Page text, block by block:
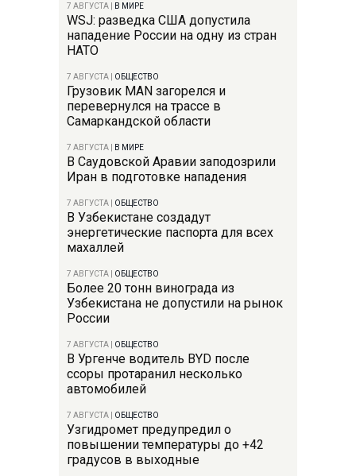
7 АВГУСТА В МИРЕ
WSJ: разведка США допустила
нападение России на одну из стран
НАТО
7 АВГУСТА ОБЩЕСТВО
Грузовик MAN загорелся и
перевернулся на трассе в
Самаркандской области
7 АВГУСТА В МИРЕ
В Саудовской Аравии заподозрили
Иран в подготовке нападения
7 АВГУСТА ОБЩЕСТВО
В Узбекистане создадут
энергетические паспорта для всех
махаллей
7 АВГУСТА ОБЩЕСТВО
Более 20 тонн винограда из
Узбекистана не допустили на рынок
России
7 АВГУСТА ОБЩЕСТВО
В Ургенче водитель BYD после
ссоры протаранил несколько
автомобилей
7 АВГУСТА ОБЩЕСТВО
Узгидромет предупредил о
повышении температуры до +42
градусов в выходные